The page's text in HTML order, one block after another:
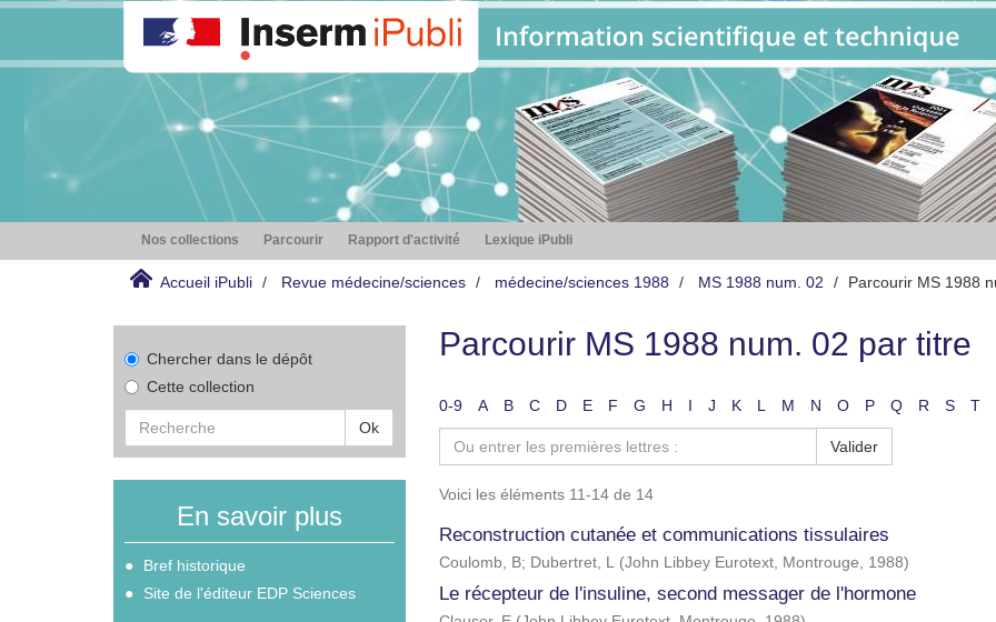
Nos collections Parcourir Rapport d'activité Lexique iPubli
Accueil iPubli Revue médecine/sciences médecine/sciences 1988 MS 1988 num. 02 Parcourir MS 1988
Chercher dans le dépôt
Cette collection
Ok
En savoir plus
Bref historique
Site de l'éditeur EDP Sciences
Parcourir MS 1988 num. 02 par titre
0-9 A B C D E F G H I J K L M N O P Q R S T
Valider
Voici les éléments 11-14 de 14
Reconstruction cutanée et communications tissulaires
Coulomb, B; Dubertret, L (John Libbey Eurotext, Montrouge, 1988)
Le récepteur de l'insuline, second messager de l'hormone